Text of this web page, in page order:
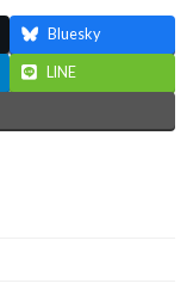
Bluesky
LINE